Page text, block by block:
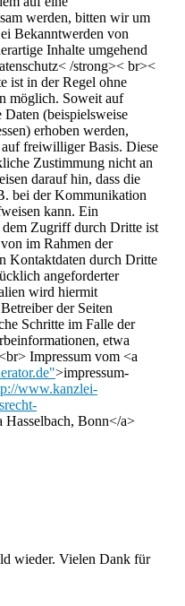
werden, bitten wir um
Bekanntwerden von
Inhalte umgehend
/strong>< br><
ist in der Regel ohne
möglich. Soweit auf
Daten (beispielsweise
erhoben werden,
freiwilliger Basis. Diese
Zustimmung nicht an
darauf hin, dass die
bei der Kommunikation
kann. Ein
Zugriff durch Dritte ist
im Rahmen der
Kontaktdaten durch Dritte
angeforderter
wird hiermit
der Seiten
Schritte im Falle der
etwa
Impressum vom <a
>impressum-
www.kanzlei-
Hasselbach, Bonn</a>
wieder. Vielen Dank für